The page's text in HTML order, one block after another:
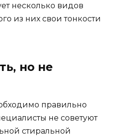
несколько видов
из них свои тонкости
но не
правильно
не советуют
стиральной